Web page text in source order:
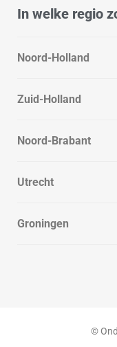
In welke regio
Noord-Holland
Zuid-Holland
Noord-Brabant
Utrecht
Groningen
©